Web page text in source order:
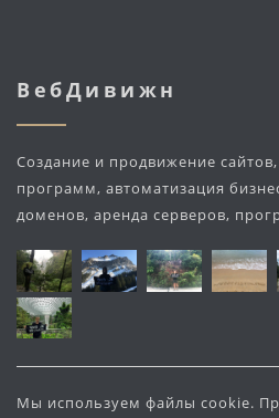
ВебДивижн
Создание и продвижение
программ, автоматизация
доменов, аренда серверов,
Мы используем файлы cookie.